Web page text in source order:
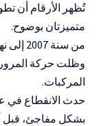
تُظهر الأرقام أن
متميزتان بوضوح.
وظلت حركة المرور
المركبات.
بشكل مفاجئ، قبل